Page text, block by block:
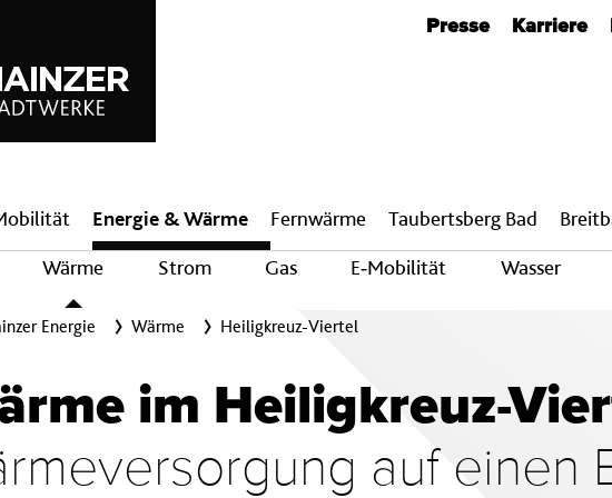
Presse Karriere
Energie & Wärme
Wärme Strom Gas E‑Mobilität Wasser
Fern­wärme Taubertsberg Bad
Energie Wärme Heiligkreuz-Viertel
im Heiligkreuz-
auf einen